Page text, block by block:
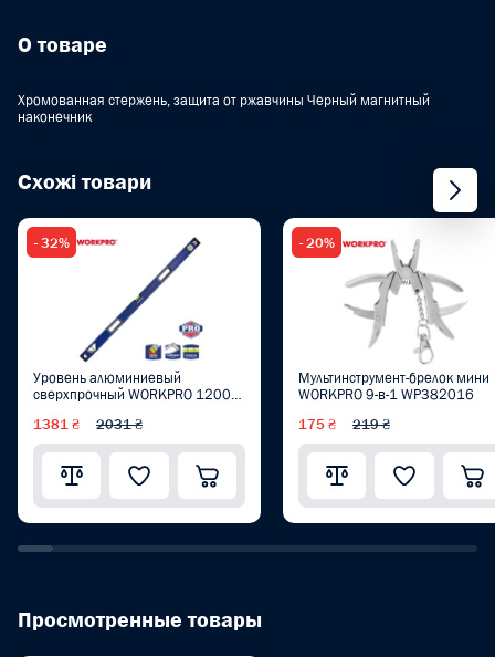
О товаре
Хромованная стержень, защита от ржавчины Черный магнитный
наконечник
Схожі товари
- 32%
Уровень алюминиевый
сверхпрочный WORKPRO 1200
1381 ₴ 2031 ₴
- 20%
Мультинструмент-брелок мини
WORKPRO 9-в-1 WP382016
175 ₴ 219 ₴
Просмотренные товары